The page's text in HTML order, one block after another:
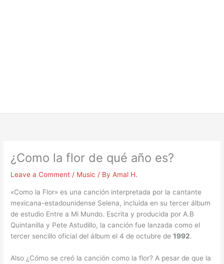
¿Como la flor de qué año es?
Leave a Comment / Music / ByAmal H.
«Como la Flor» es una canción interpretada por la cantante
mexicana-estadounidense Selena, incluida en su tercer álbum
de estudio Entre a Mi Mundo. Escrita y producida por A.B
Quintanilla y Pete Astudillo, la canción fue lanzada como el
tercer sencillo oficial del álbum el 4 de octubre de1992.
Also ¿Cómo se creó la canción como la flor? A pesar de que la